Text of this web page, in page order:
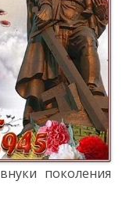
поколения